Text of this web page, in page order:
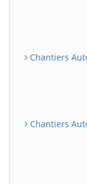
Chantiers
Chantiers